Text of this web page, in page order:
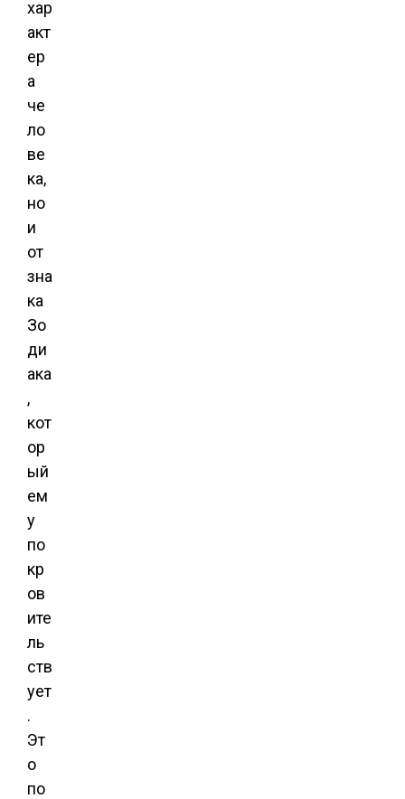
хар
акт
ер
а
че
ло
ве
ка,
но
и
от
зна
ка
Зо
ди
ака
,
кот
ор
ый
ем
у
по
кр
ов
ите
ль
ств
ует
.
Эт
о
по